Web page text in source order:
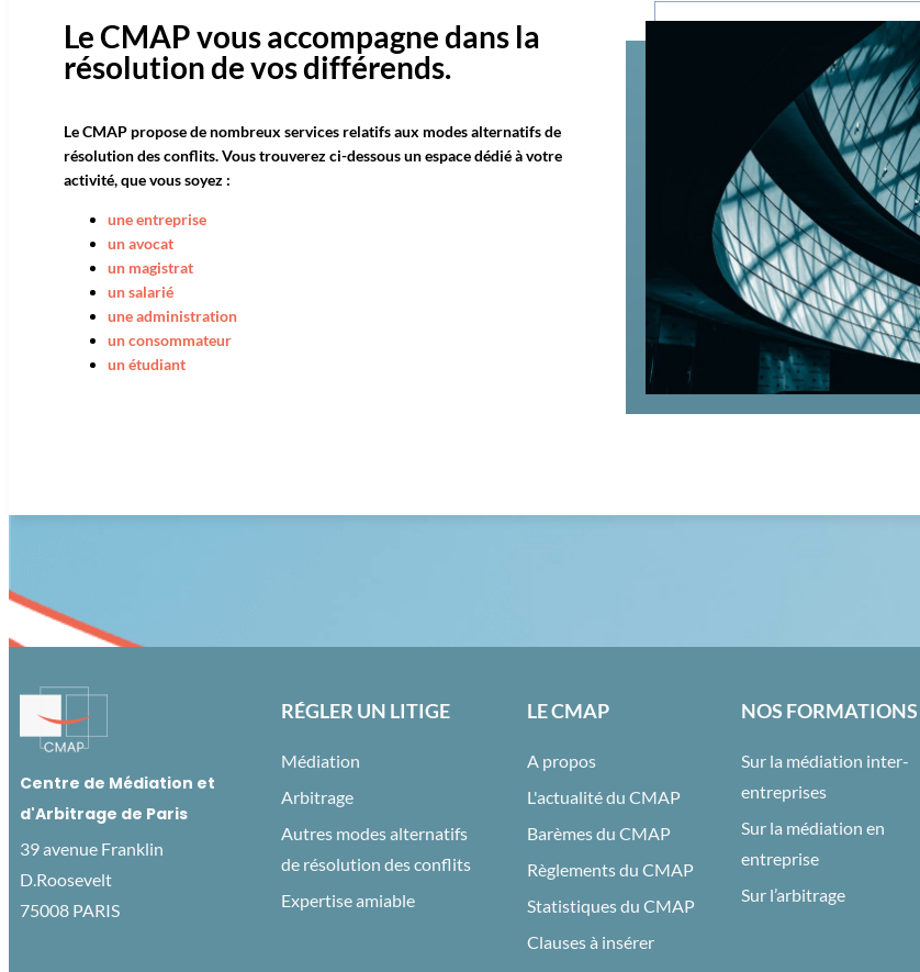
Le CMAP vous accompagne dans la
résolution de vos différends.
Le CMAP propose de nombreux services relatifs aux modes alternatifs de
résolution des conflits. Vous trouverez ci-dessous un espace dédié à votre
activité, que vous soyez :
une entreprise
un avocat
un magistrat
unsalarié
une administration
un consommateur
un étudiant
Centre de Médiation et
d'Arbitrage de Paris
39 avenue Franklin
D.Roosevelt
75008 PARIS
RÉGLER UN LITIGE
Médiation
Arbitrage
Autres modes alternatifs
de résolution des conflits
Expertise amiable
LE CMAP
A propos
L'actualité du CMAP
Barèmes du CMAP
Règlements du CMAP
Statistiques du CMAP
Clauses à insérer
NOS FORMATIONS
Sur la médiation inter-
entreprises
Sur la médiation en
entreprise
Sur l’arbitrage